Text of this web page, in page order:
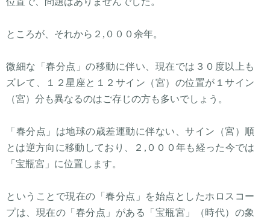
ところが、それから２,０００余年。
微細な「春分点」の移動に伴い、現在では３０度以上も
ズレて、１２星座と１２サイン（宮）の位置が１サイン
（宮）分も異なるのはご存じの方も多いでしょう。
「春分点」は地球の歳差運動に伴ない、サイン（宮）順
とは逆方向に移動しており、２,０００年も経った今では
「宝瓶宮」に位置します。
ということで現在の「春分点」を始点としたホロスコー
プは、現在の「春分点」がある「宝瓶宮」（時代）の象